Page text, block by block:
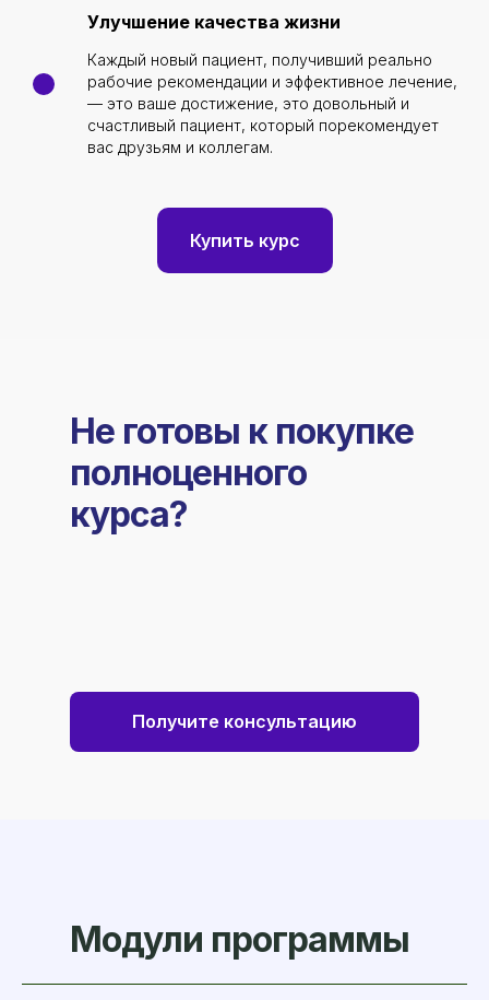
Улучшение качества жизни
Каждый новый пациент, получивший реально
рабочие рекомендации и эффективное лечение,
— это ваше достижение, это довольный и
счастливый пациент, который порекомендует
вас друзьям и коллегам.
Купить курс
Получите консультацию
Не готовы к покупке
полноценного
курса?
Модули программы